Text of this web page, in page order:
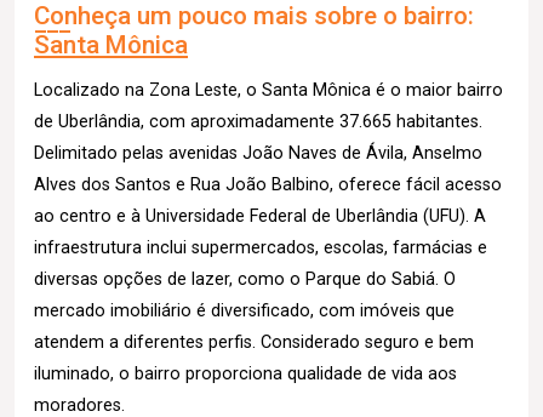
Conheça um pouco mais sobre o bairro:
Santa Mônica
Localizado na Zona Leste, o Santa Mônica é o maior bairro
de Uberlândia, com aproximadamente 37.665 habitantes.
Delimitado pelas avenidas João Naves de Ávila, Anselmo
Alves dos Santos e Rua João Balbino, oferece fácil acesso
ao centro e à Universidade Federal de Uberlândia (UFU). A
infraestrutura inclui supermercados, escolas, farmácias e
diversas opções de lazer, como o Parque do Sabiá. O
mercado imobiliário é diversificado, com imóveis que
atendem a diferentes perfis. Considerado seguro e bem
iluminado, o bairro proporciona qualidade de vida aos
moradores.